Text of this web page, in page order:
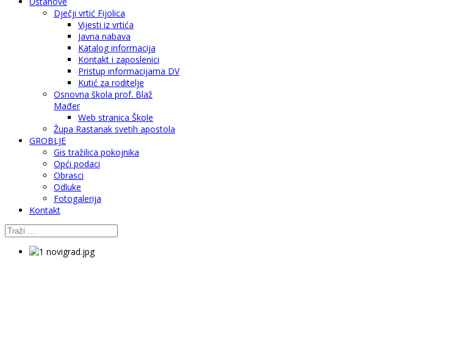
Dječji vrtić Fijolica
Vijesti iz vrtića
Javna nabava
Katalog informacija
Kontakt i zaposlenici
Pristup informacijama DV
Kutić za roditelje
Osnovna škola prof. Blaž
Mađer
Web stranica Škole
Župa Rastanak svetih apostola
GROBLJE
Gis tražilica pokojnika
Opći podaci
Obrasci
Odluke
Fotogalerija
Kontakt